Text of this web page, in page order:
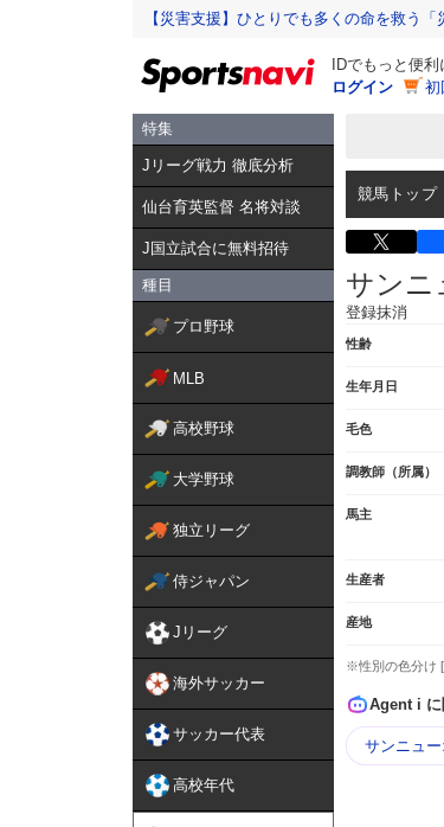
【災害支援】ひとりでも多くの命を救う
IDでもっと便利
ログイン
初
特集
Jリーグ戦力 徹底分析
仙台育英監督 名将対談
J国立試合に無料招待
種目
プロ野球
MLB
高校野球
大学野球
独立リーグ
侍ジャパン
Jリーグ
海外サッカー
サッカー代表
高校年代
競馬トップ
サンニ
登録抹消
性齢
生年月日
毛色
調教師（所属）
馬主
生産者
産地
※性別の色分け [
Agent i に
サンニュ